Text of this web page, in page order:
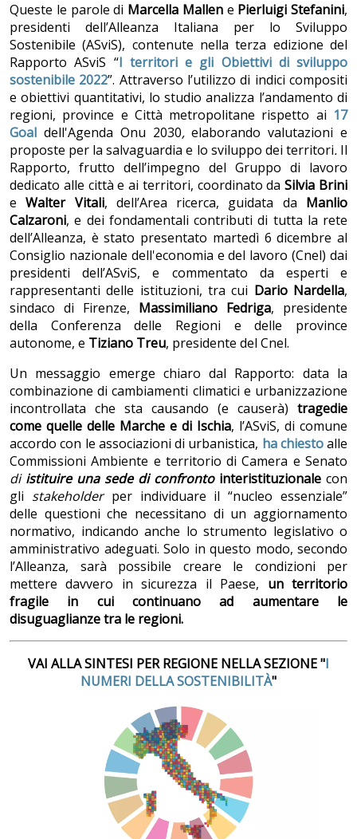
Queste le parole di Marcella Mallene Pierluigi Stefanini,
presidenti dell’Alleanza Italiana per lo Sviluppo
Sostenibile (ASviS), contenute nella terza edizione del
Rapporto ASviS “I territori e gli Obiettivi di sviluppo
sostenibile 2022”. Attraverso l’utilizzo di indici compositi
e obiettivi quantitativi, lo studio analizza l’andamento di
regioni, province e Città metropolitane rispetto ai 17
Goal dell'Agenda Onu 2030,elaborando valutazioni e
proposte per la salvaguardia e lo sviluppo dei territori.Il
Rapporto, frutto dell’impegno del Gruppo di lavoro
dedicato alle città e ai territori, coordinato daSilvia Brini
eWalter Vitali, dell’Area ricerca, guidata da Manlio
Calzaroni, e dei fondamentali contributi di tutta la rete
dell’Alleanza, è stato presentato martedì 6 dicembre al
Consiglio nazionale dell'economia e del lavoro (Cnel) dai
presidenti dell’ASviS, e commentato da esperti e
rappresentanti delle istituzioni, tra cui Dario Nardella,
sindaco di Firenze, Massimiliano Fedriga, presidente
della Conferenza delle Regioni e delle province
autonome, e Tiziano Treu, presidente del Cnel.
Un messaggio emerge chiaro dal Rapporto: data la
combinazione di cambiamenti climatici e urbanizzazione
incontrollata che sta causando (e causerà) tragedie
come quelle delle Marche e di Ischia, l’ASviS, di comune
accordo con le associazioni di urbanistica, ha chiestoalle
Commissioni Ambiente e territorio di Camera e Senato
di istituire una sede di confrontointeristituzionale con
gli stakeholderper individuare il “nucleo essenziale”
delle questioni che necessitano di un aggiornamento
normativo, indicando anche lo strumento legislativo o
amministrativo adeguati. Solo in questo modo, secondo
l’Alleanza, sarà possibile creare le condizioni per
mettere davvero in sicurezza il Paese, un territorio
fragile in cui continuano ad aumentare le
disuguaglianze tra le regioni.
VAI ALLA SINTESI PER REGIONE NELLA SEZIONE "I
NUMERI DELLA SOSTENIBILITÀ"